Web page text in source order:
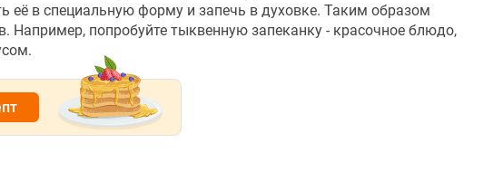
в специальную форму и запечь в духовке. Таким образом
Например, попробуйте тыквенную запеканку - красочное блюдо,